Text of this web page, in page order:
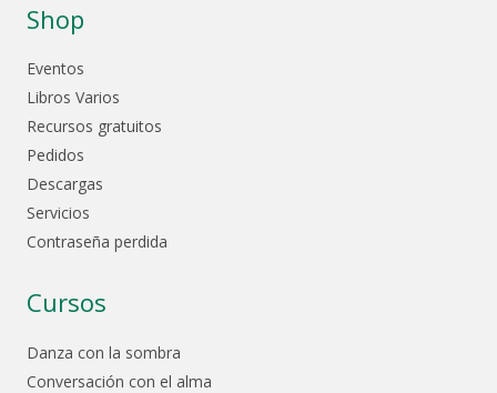
Shop
Eventos
Libros Varios
Recursos gratuitos
Pedidos
Descargas
Servicios
Contraseña perdida
Cursos
Danza con la sombra
Conversación con el alma